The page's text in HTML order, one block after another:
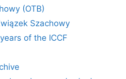
(OTB)
Szachowy
of the ICCF